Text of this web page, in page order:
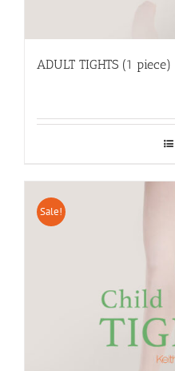
ADULT TIGHTS (1 piece)
Sale!